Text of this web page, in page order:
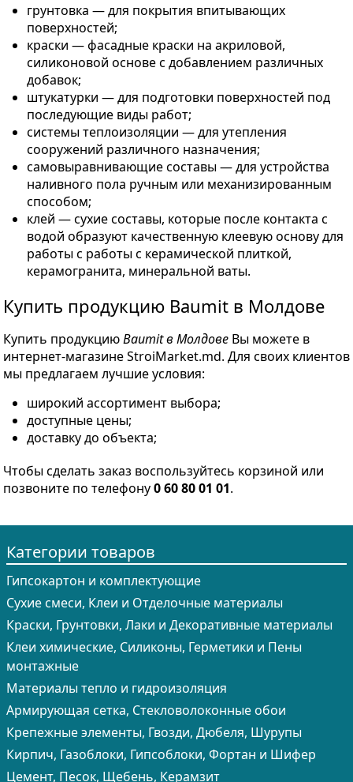
грунтовка — для покрытия впитывающих
поверхностей;
краски — фасадные краски на акриловой,
силиконовой основе с добавлением различных
добавок;
штукатурки — для подготовки поверхностей под
последующие виды работ;
системы теплоизоляции — для утепления
сооружений различного назначения;
самовыравнивающие составы — для устройства
наливного пола ручным или механизированным
способом;
клей — сухие составы, которые после контакта с
водой образуют качественную клеевую основу для
работы с работы с керамической плиткой,
керамогранита, минеральной ваты.
Купить продукцию Baumit в Молдове
Купить продукциюBaumit в Молдове Вы можете в
интернет-магазине StroiMarket.md. Для своих клиентов
мы предлагаем лучшие условия:
широкий ассортимент выбора;
доступные цены;
доставку до объекта;
Чтобы сделать заказ воспользуйтесь корзиной или
позвоните по телефону0 60 80 01 01.
Категории товаров
Гипсокартон и комплектующие
Сухие смеси, Клеи и Отделочные материалы
Краски, Грунтовки, Лаки и Декоративные материалы
Клеи химические, Силиконы, Герметики и Пены
монтажные
Материалы тепло и гидроизоляция
Армирующая сетка, Стекловолоконные обои
Крепежные элементы, Гвозди, Дюбеля, Шурупы
Кирпич, Газоблоки, Гипсоблоки, Фортан и Шифер
Цемент, Песок, Щебень, Керамзит